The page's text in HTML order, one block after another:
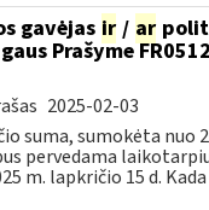
gavėjas ir / ar
Prašyme
2025-02-03
suma, sumokėta nuo
pervedama
m. lapkričio 15 d. Kada